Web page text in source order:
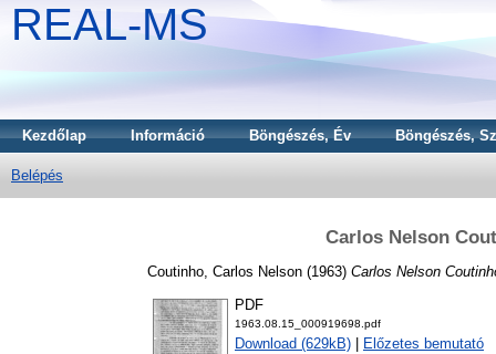
REAL-MS
Kezdőlap Információ Böngészés, Év Böngészés,
Belépés
Carlos Nelson
Coutinho, Carlos Nelson (1963) Carlos Nelson
PDF
1963.08.15_000919698.pdf
Download (629kB) Előzetes bemutató